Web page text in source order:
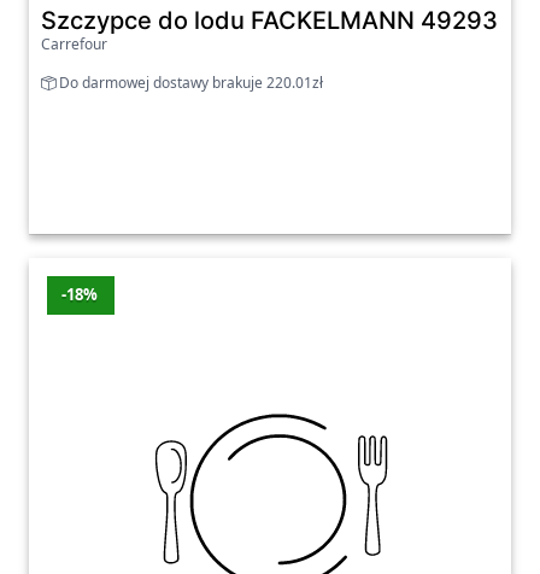
Szczypce do lodu FACKELMANN 49293
Carrefour
Do darmowej dostawy brakuje 220.01zł
-18%